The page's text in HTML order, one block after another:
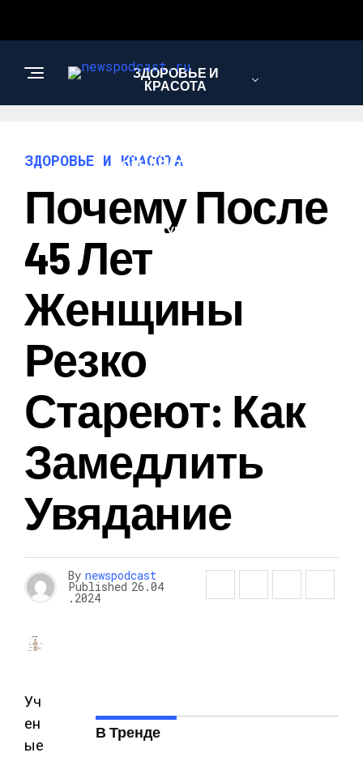
ЗДОРОВЬЕ И
КРАСОТА
ИНТЕРЕСНОЕ И
ПОЗНАВАТЕЛЬНОЕ
НАУКА И
ЗДОРОВЬЕ И КРАСОТА
Почему После
45 Лет
Женщины
Резко
Стареют: Как
Замедлить
Увядание
By newspodcast
Published 26.04
.2024
Уч
ен
ые
В Тренде